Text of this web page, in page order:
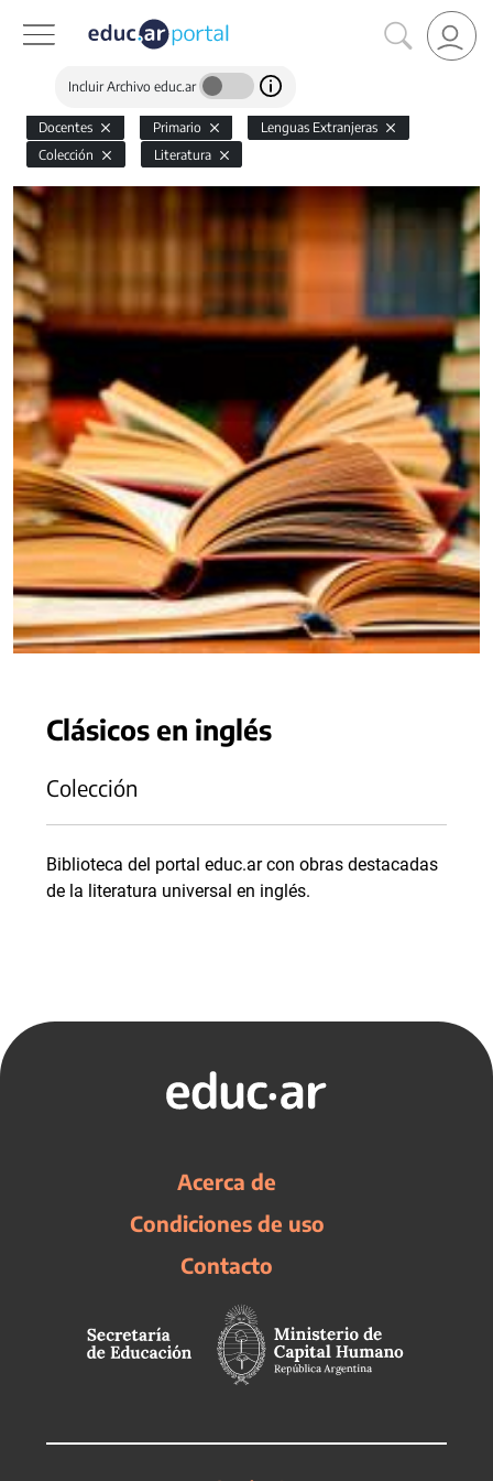
Incluir Archivo educ.ar
Docentes Primario
Lenguas Extranjeras
Colección
Literatura
Clásicos en inglés
Colección
Biblioteca del portal educ.ar con obras destacadas
de la literatura universal en inglés.
Acerca de
Condiciones de uso
Contacto